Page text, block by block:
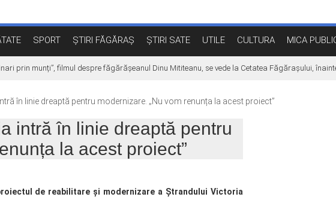
SPORT ȘTIRI FĂGĂRAȘ ȘTIRI SATE UTILE CULTURA MICA
prin munți”, filmul despre făgărășeanul Dinu Mititeanu, se vede la Cetatea Făgărașului, înainte
în linie dreaptă pentru modernizare. „Nu vom renunța la acest proiect”
intră în linie dreaptă pentru
la acest proiect”
de reabilitare și modernizare a Ștrandului Victoria